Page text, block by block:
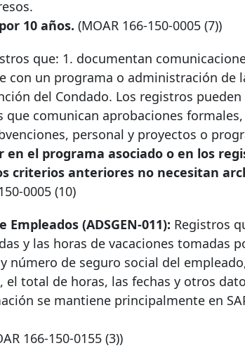
10 años. (MOAR 166-150-0005 (7))
que: 1. documentan
con un programa o administración de
del Condado. Los registros
que comunican aprobaciones
personal y proyectos o
en el programa asociado o en los
criterios anteriores no necesitan
0005 (10)
(ADSGEN-011): Registros
y las horas de vacaciones tomadas
número de seguro social del
el total de horas, las fechas y otros
se mantiene principalmente en
166-150-0155 (3))